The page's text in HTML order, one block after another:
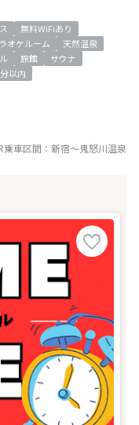
無料WiFiあり
オケルーム
天然温泉
旅館
サウナ
以内
乗車区間： 新宿～鬼怒川温泉